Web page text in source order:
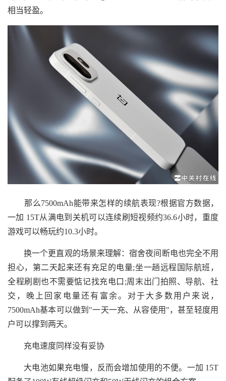
相当轻盈。
那么7500mAh能带来怎样的续航表现?根据官方数据，
一加 15T从满电到关机可以连续刷短视频约36.6小时，重度
游戏可以畅玩约10.3小时。
换一个更直观的场景来理解：宿舍夜间断电也完全不用
担心，第二天起来还有充足的电量;坐一趟远程国际航班，
全程刷剧也不需要惦记找充电口;周末出门拍照、导航、社
交，晚上回家电量还有富余。对于大多数用户来说，
7500mAh基本可以做到"一天一充、从容使用"，甚至轻度用
户可以撑到两天。
充电速度同样没有妥协
大电池如果充电慢，反而会增加使用的不便。一加 15T